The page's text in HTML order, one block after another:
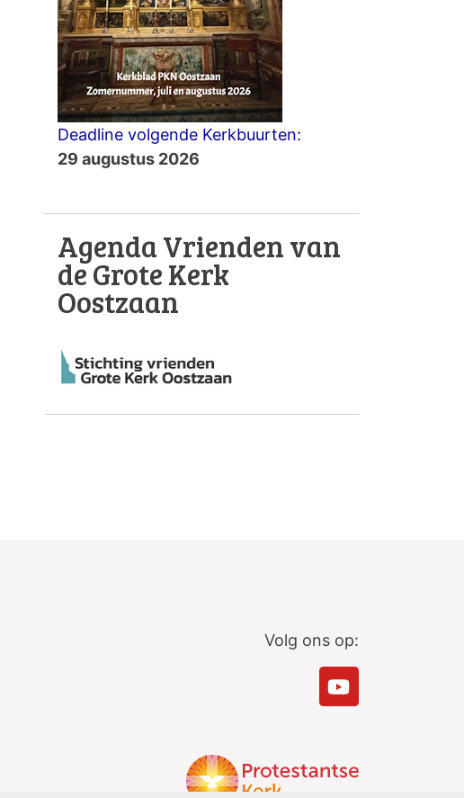
Deadline volgende Kerkbuurten:
29 augustus 2026
Agenda Vrienden van
de Grote Kerk
Oostzaan
Volg ons op: